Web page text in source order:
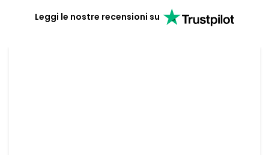
Leggi le nostre recensioni su